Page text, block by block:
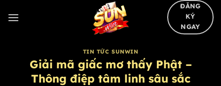
qua
ĐĂNG
KÝ
NGAY
TIN TỨC SUNWIN
Giải mã giấc mơ thấy Phật –
Thông điệp tâm linh sâu sắc